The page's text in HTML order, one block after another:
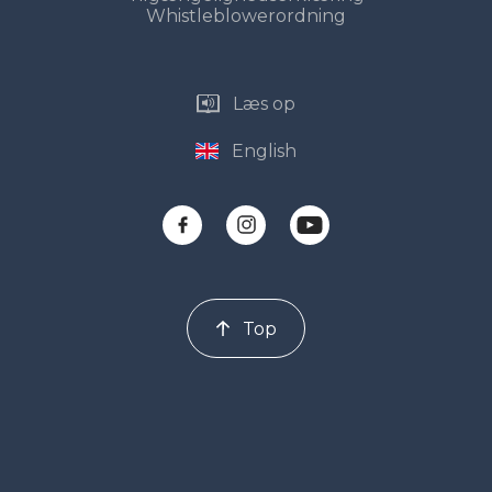
Whistleblowerordning
Læs op
English
Top